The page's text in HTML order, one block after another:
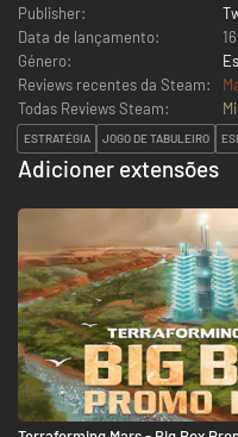
Publisher:
Data de lançamento:
Género:
Reviews recentes da Steam:
Todas Reviews Steam:
ESTRATÉGIA JOGO DE TABULEIRO
Adicioner extensões